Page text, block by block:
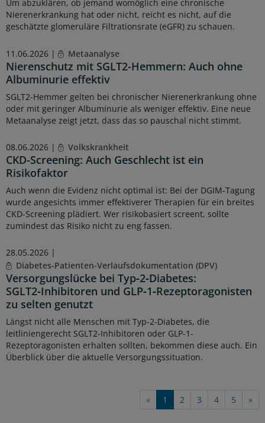
Um abzuklären, ob jemand womöglich eine chronische
Nierenerkrankung hat oder nicht, reicht es nicht, auf die
geschätzte glomeruläre Filtrationsrate (eGFR) zu schauen.
11.06.2026 | Metaanalyse
Nierenschutz mit SGLT2-Hemmern: Auch ohne
Albuminurie effektiv
SGLT2-Hemmer gelten bei chronischer Nierenerkrankung ohne
oder mit geringer Albuminurie als weniger effektiv. Eine neue
Metaanalyse zeigt jetzt, dass das so pauschal nicht stimmt.
08.06.2026 | Volkskrankheit
CKD-Screening: Auch Geschlecht ist ein
Risikofaktor
Auch wenn die Evidenz nicht optimal ist: Bei der DGIM-Tagung
wurde angesichts immer effektiverer Therapien für ein breites
CKD-Screening plädiert. Wer risikobasiert screent, sollte
zumindest das Risiko nicht zu eng fassen.
28.05.2026 |
Diabetes-Patienten-Verlaufsdokumentation (DPV)
Versorgungslücke bei Typ‑2‑Diabetes:
SGLT2‑Inhibitoren und GLP‑1‑Rezeptoragonisten
zu selten genutzt
Längst nicht alle Menschen mit Typ-2-Diabetes, die
leitliniengerecht SGLT2-Inhibitoren oder GLP-1-
Rezeptoragonisten erhalten sollten, bekommen diese auch. Ein
Überblick über die aktuelle Versorgungssituation.
« 1 2 3 4 5 »